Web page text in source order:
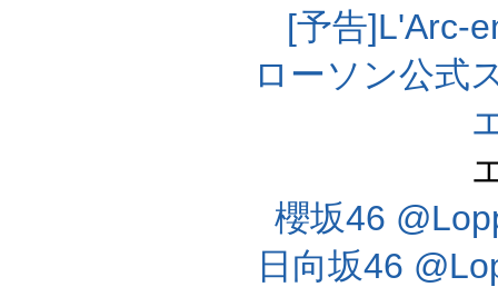
[予告]L'Arc-
ローソン公式
櫻坂46
日向坂46